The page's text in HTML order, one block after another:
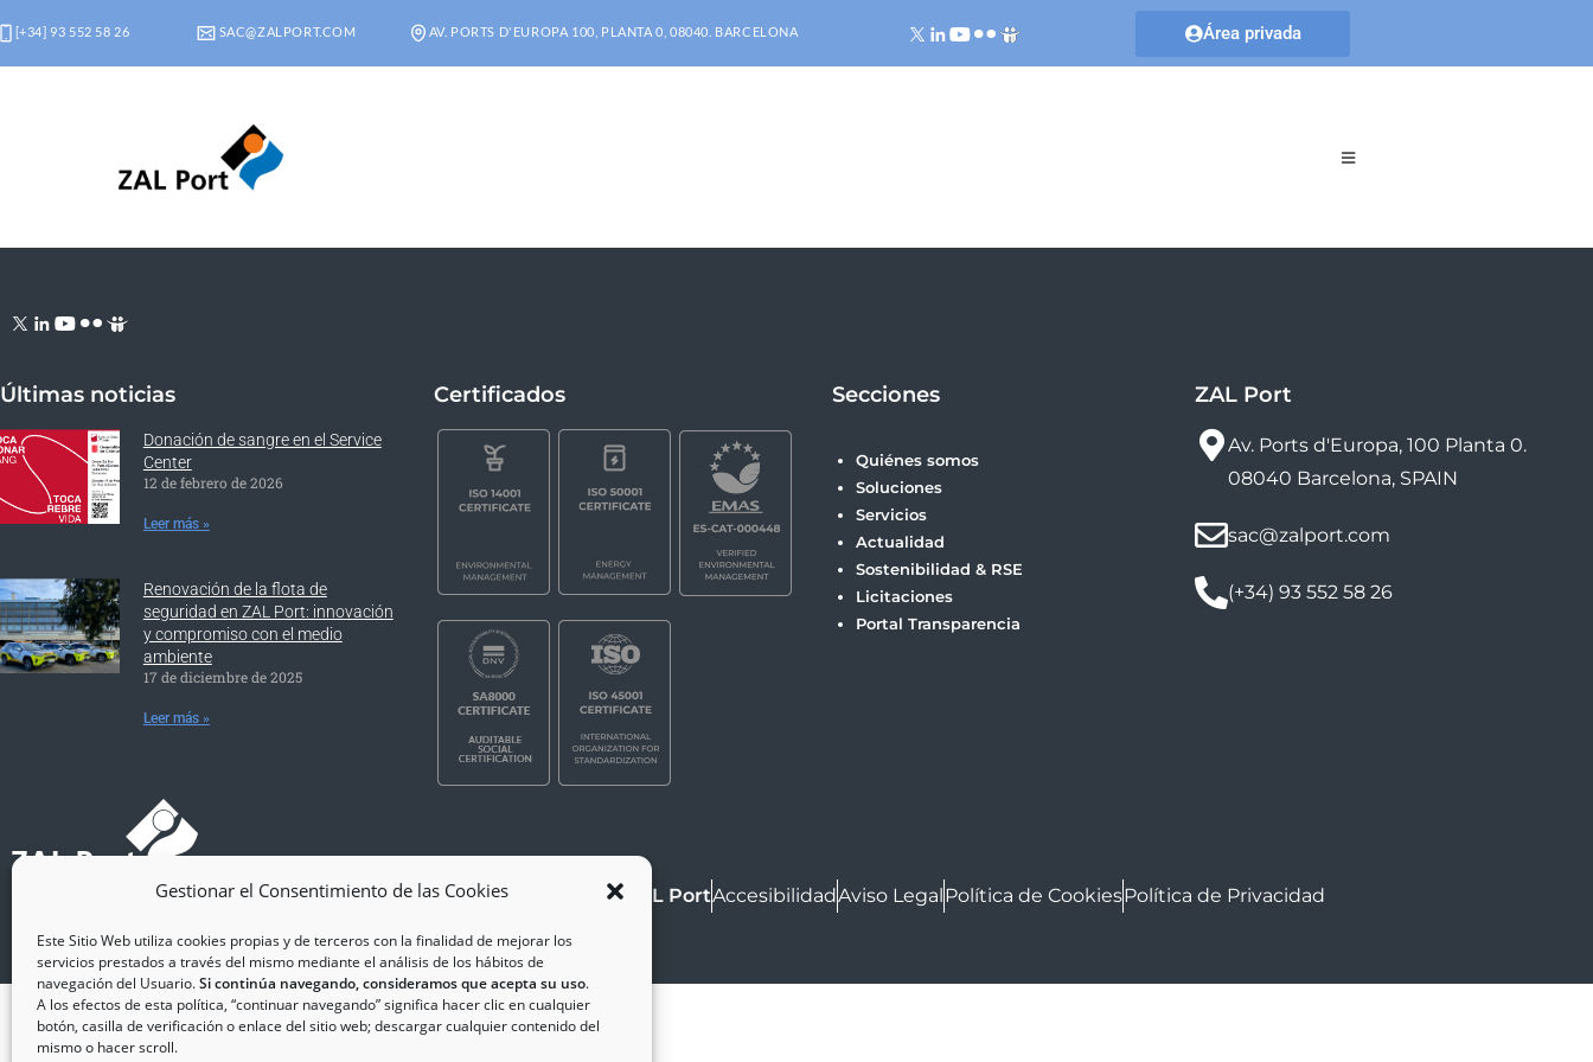
Gestionar el Consentimiento de las Cookies
Este Sitio Web utiliza cookies propias y de terceros con la finalidad de mejorar los
servicios prestados a través del mismo mediante el análisis de los hábitos de
navegación del Usuario.Si continúa navegando, consideramos que acepta su uso.
A los efectos de esta política, “continuar navegando” significa hacer clic en cualquier
botón, casilla de verificación o enlace del sitio web; descargar cualquier contenido del
mismo o hacer scroll.
[+34] 93 552 58 26 SAC@ZALPORT.COM AV. PORTS D'EUROPA 100, PLANTA 0, 08040. BARCELONA Área privada
Últimas noticias
Donación de sangre en el Service
Center
12 de febrero de 2026
Leer más »
Renovación de la flota de
seguridad en ZAL Port: innovación
y compromiso con el medio
ambiente
17 de diciembre de 2025
Leer más »
Certificados Secciones
Quiénes somos
Soluciones
Servicios
Actualidad
Sostenibilidad & RSE
Licitaciones
Portal Transparencia
ZAL Port
Av. Ports d'Europa, 100 Planta 0.
08040 Barcelona, SPAIN
sac@zalport.com
(+34) 93 552 58 26
Copyright © 2025 ZAL PortAccesibilidadAviso LegalPolítica de CookiesPolítica de Privacidad